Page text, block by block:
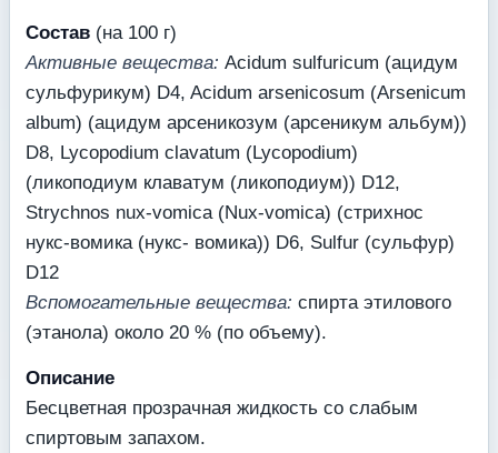
Состав (на 100 г)
Активные вещества: Acidum sulfuricum (ацидум
сульфурикум) D4, Acidum arsenicosum (Arsenicum
album) (ацидум арсеникозум (арсеникум альбум))
D8, Lycopodium clavatum (Lycopodium)
(ликоподиум клаватум (ликоподиум)) D12,
Strychnos nux-vomica (Nux-vomica) (стрихнос
нукс-вомика (нукс- вомика)) D6, Sulfur (сульфур)
D12
Вспомогательные вещества: спирта этилового
(этанола) около 20 % (по объему).
Описание
Бесцветная прозрачная жидкость со слабым
спиртовым запахом.